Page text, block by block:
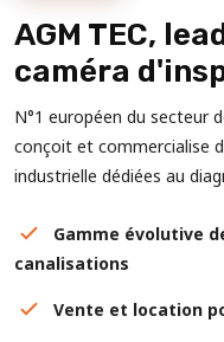
AGM TEC,
caméra
N°1 européen du secteur
conçoit et commercialise
industrielle dédiées au
Gamme évolutive
canalisations
Vente et location